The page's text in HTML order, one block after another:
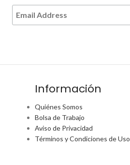
Información
Quiénes Somos
Bolsa de Trabajo
Aviso de Privacidad
Términos y Condiciones de Uso